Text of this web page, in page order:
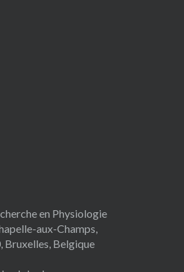
en Physiologie
aux-Champs,
Bruxelles, Belgique